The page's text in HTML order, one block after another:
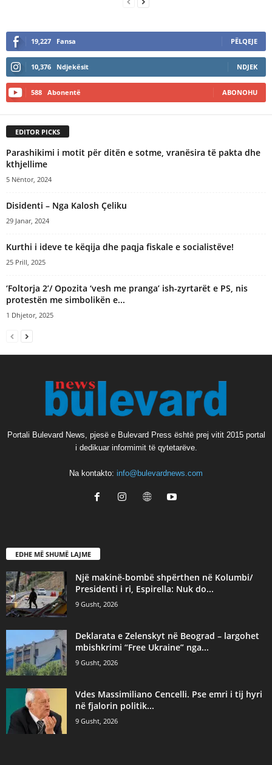
19,227 Fansa PËLQEJE
10,376 Ndjekësit NDJEK
588 Abonentë ABONOHU
EDITOR PICKS
Parashikimi i motit për ditën e sotme, vranësira të pakta dhe
kthjellime
5 Nëntor, 2024
Disidenti – Nga Kalosh Ҫeliku
29 Janar, 2024
Kurthi i ideve te këqija dhe paqja fiskale e socialistëve!
25 Prill, 2025
‘Foltorja 2’/ Opozita ‘vesh me pranga’ ish-zyrtarët e PS, nis
protestën me simbolikën e...
1 Dhjetor, 2025
Portali Bulevard News, pjesë e Bulevard Press është prej vitit 2015 portal
i dedikuar informimit të qytetarëve.
Na kontakto: info@bulevardnews.com
EDHE MË SHUMË LAJME
Një makinë-bombë shpërthen në Kolumbi/
Presidenti i ri, Espirella: Nuk do...
9 Gusht, 2026
Deklarata e Zelenskyt në Beograd – largohet
mbishkrimi “Free Ukraine” nga...
9 Gusht, 2026
Vdes Massimiliano Cencelli. Pse emri i tij hyri
në fjalorin politik...
9 Gusht, 2026